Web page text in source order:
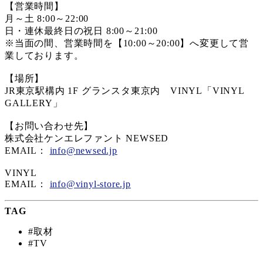
【営業時間】
月～土 8:00～22:00
日・連休最終日の祝日 8:00～21:00
※当面の間、営業時間を【10:00～20:00】へ変更して営
業しております。
【場所】
JR東京駅構内 1F グランスタ東京内 VINYL「VINYL
GALLERY」
【お問い合わせ先】
株式会社ケンエレファント NEWSED
EMAIL： info@newsed.jp
VINYL
EMAIL： info@vinyl-store.jp
TAG
#取材
#TV